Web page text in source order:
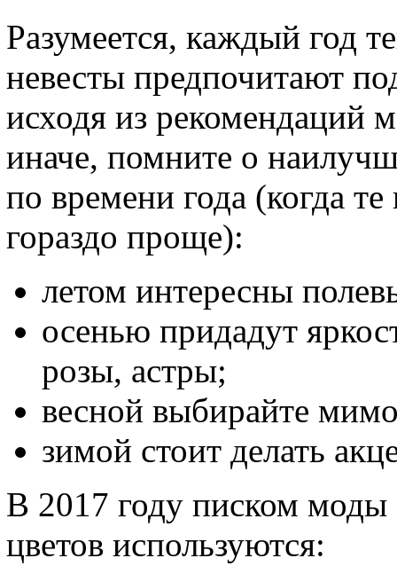
Разумеется, каждый год
невесты предпочитают
исходя из рекомендаций
иначе, помните о
по времени года (когда
гораздо проще):
летом интересны
осенью придадут
розы, астры;
весной выбирайте
зимой стоит делать
В 2017 году писком моды
цветов используются: